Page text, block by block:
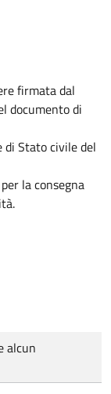
firmata dal
documento di
Stato civile del
la consegna
alcun